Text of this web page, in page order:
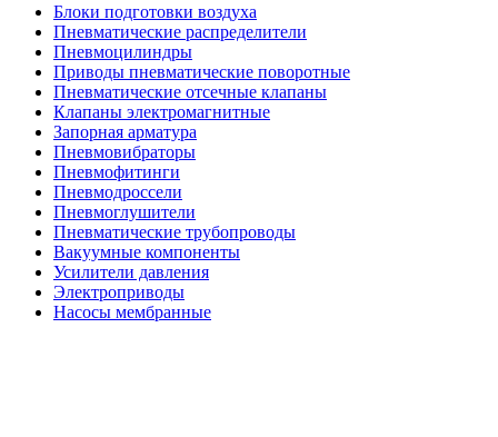
Блоки подготовки воздуха
Пневматические распределители
Пневмоцилиндры
Приводы пневматические поворотные
Пневматические отсечные клапаны
Клапаны электромагнитные
Запорная арматура
Пневмовибраторы
Пневмофитинги
Пневмодроссели
Пневмоглушители
Пневматические трубопроводы
Вакуумные компоненты
Усилители давления
Электроприводы
Насосы мембранные